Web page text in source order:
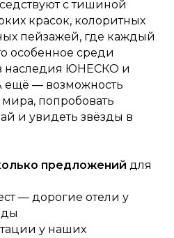
с тишиной
красок, колоритных
пейзажей, где каждый
особенное среди
наследия ЮНЕСКО и
ещё — возможность
мира, попробовать
и увидеть звёзды в
предложений для
— дорогие отели у
у наших